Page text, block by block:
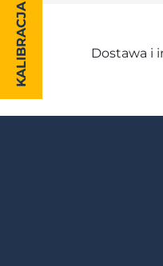
Dostawa i
KALIBRACJA